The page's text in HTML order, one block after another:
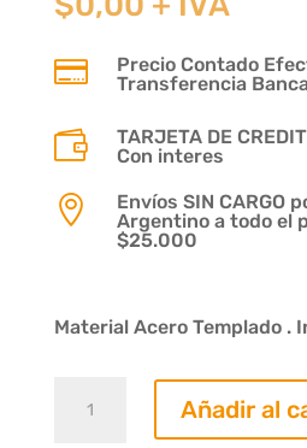

Precio Contado
Transferencia

TARJETA DE
Con interes

Envíos SIN CARGO
Argentino a todo el
$25.000
Material Acero Templado .
Reglaje
Añadir al